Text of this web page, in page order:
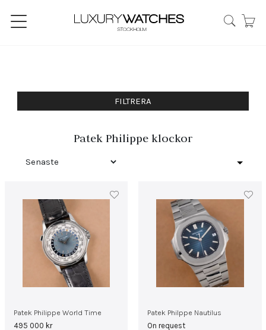
FILTRERA
Patek Philippe klockor
Patek Philippe World Time
495 000 kr
Patek Philppe Nautilus
On request